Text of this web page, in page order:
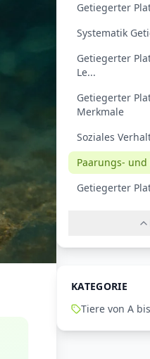
Getiegerter
Systematik
Getiegerter
Le...
Getiegerter
Merkmale
Soziales
Paarungs-
Getiegerter
KATEGORIE
Tiere von A